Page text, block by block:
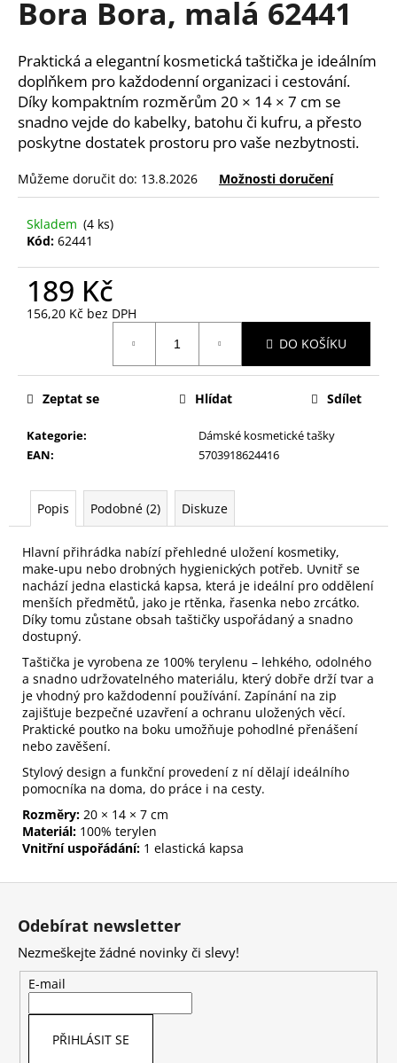
Bora Bora, malá 62441
Praktická a elegantní kosmetická taštička je ideálním
doplňkem pro každodenní organizaci i cestování.
Díky kompaktním rozměrům 20 × 14 × 7 cm se
snadno vejde do kabelky, batohu či kufru, a přesto
poskytne dostatek prostoru pro vaše nezbytnosti.
Můžeme doručit do: 13.8.2026 Možnosti doručení
Skladem (4 ks)
Kód: 62441
189 Kč
156,20 Kč bez DPH
DO KOŠÍKU
Kategorie:
Dámské kosmetické tašky
EAN: 5703918624416
Zeptat se Hlídat Sdílet
Popis Podobné (2) Diskuze
Hlavní přihrádka nabízí přehledné uložení kosmetiky,
make-upu nebo drobných hygienických potřeb. Uvnitř se
nachází jedna elastická kapsa, která je ideální pro oddělení
menších předmětů, jako je rtěnka, řasenka nebo zrcátko.
Díky tomu zůstane obsah taštičky uspořádaný a snadno
dostupný.
Taštička je vyrobena ze 100% terylenu – lehkého, odolného
a snadno udržovatelného materiálu, který dobře drží tvar a
je vhodný pro každodenní používání. Zapínání na zip
zajišťuje bezpečné uzavření a ochranu uložených věcí.
Praktické poutko na boku umožňuje pohodlné přenášení
nebo zavěšení.
Stylový design a funkční provedení z ní dělají ideálního
pomocníka na doma, do práce i na cesty.
Rozměry: 20 × 14 × 7 cm
Materiál: 100% terylen
Vnitřní uspořádání: 1 elastická kapsa
a
í
t
?
D
u
e
PILNÍK
NA
NEHTY
Z
JAPONSKÉHO
PAPÍRU,
OVÁLNÝ
49
Kč
Z
Odebírat newsletter
Nezmeškejte žádné novinky či slevy!
E-mail
PŘIHLÁSIT SE